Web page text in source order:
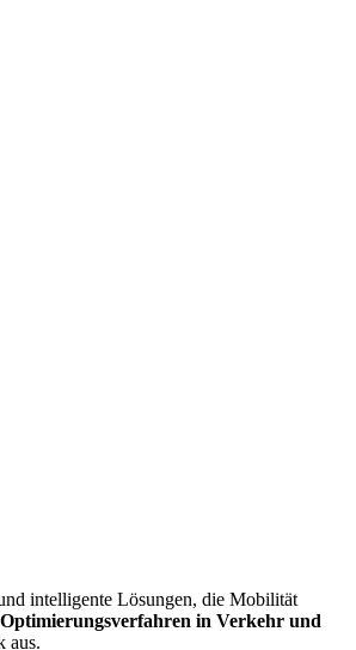
intelligente Lösungen, die Mobilität
in Verkehr und
aus.